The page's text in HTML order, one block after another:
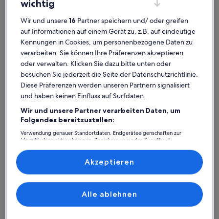
Dorf des Weihnachtsmannes
Finnland: Finde deine perfekte
Unterkunft
Weitere Infos zu Peurakangasranta 4 * luxury logcabin in
wichtig
Wir und unsere16 Partner speichern und/ oder greifen
auf Informationen auf einem Gerät zu, z.B. auf eindeutige
Kennungen in Cookies, um personenbezogene Daten zu
verarbeiten. Sie können Ihre Präferenzen akzeptieren
oder verwalten. Klicken Sie dazu bitte unten oder
besuchen Sie jederzeit die Seite der Datenschutzrichtlinie.
Diese Präferenzen werden unseren Partnern signalisiert
und haben keinen Einfluss auf Surfdaten.
Wir und unsere Partner verarbeiten Daten, um
Folgendes bereitzustellen:
Verwendung genauer Standortdaten. Endgeräteeigenschaften zur
Identifikation aktiv abfragen. Speichern von oder Zugriff auf
Inhalte, Messung von Werbeleistung und der Performance von Inhalten,
Zielgruppenforschung sowie Entwicklung und Verbesserung von
Liste der Partner (Lieferanten)
Alle ablehnen
Akzeptieren